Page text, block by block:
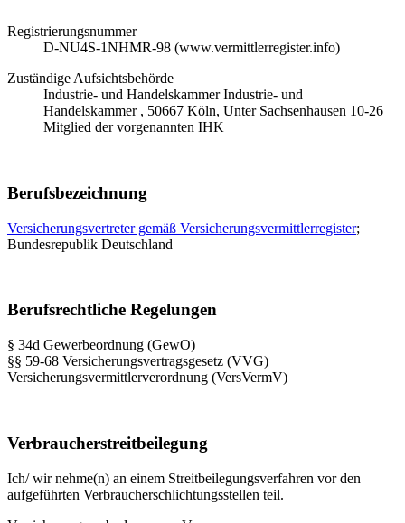
Registrierungsnummer
D-NU4S-1NHMR-98 (www.vermittlerregister.info)
Zuständige Aufsichtsbehörde
Industrie- und Handelskammer Industrie- und
Handelskammer , 50667 Köln, Unter Sachsenhausen 10-26
Mitglied der vorgenannten IHK
Berufsbezeichnung
Versicherungsvertreter gemäß Versicherungsvermittlerregister;
Bundesrepublik Deutschland
Berufsrechtliche Regelungen
§ 34d Gewerbeordnung (GewO)
§§ 59-68 Versicherungsvertragsgesetz (VVG)
Versicherungsvermittlerverordnung (VersVermV)
Verbraucherstreitbeilegung
Ich/ wir nehme(n) an einem Streitbeilegungsverfahren vor den
aufgeführten Verbraucherschlichtungsstellen teil.